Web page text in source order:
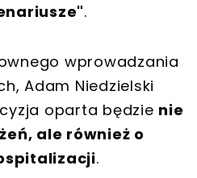
.
wprowadzania
Adam Niedzielski
oparta będzie nie
ale również o
.